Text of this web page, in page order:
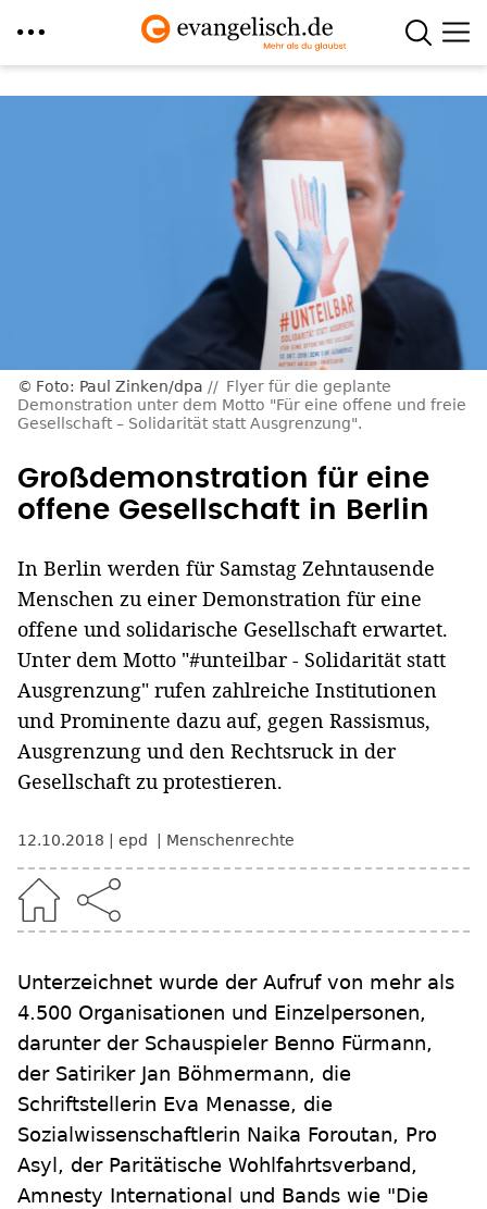
Foto: Paul Zinken/dpa
Flyer für die geplante
Demonstration unter dem Motto "Für eine offene und freie
Gesellschaft – Solidarität statt Ausgrenzung".
Großdemonstration für eine
offene Gesellschaft in Berlin
In Berlin werden für Samstag Zehntausende
Menschen zu einer Demonstration für eine
offene und solidarische Gesellschaft erwartet.
Unter dem Motto "#unteilbar - Solidarität statt
Ausgrenzung" rufen zahlreiche Institutionen
und Prominente dazu auf, gegen Rassismus,
Ausgrenzung und den Rechtsruck in der
Gesellschaft zu protestieren.
12.10.2018 epd Menschenrechte
Unterzeichnet wurde der Aufruf von mehr als
4.500 Organisationen und Einzelpersonen,
darunter der Schauspieler Benno Fürmann,
der Satiriker Jan Böhmermann, die
Schriftstellerin Eva Menasse, die
Sozialwissenschaftlerin Naika Foroutan, Pro
Asyl, der Paritätische Wohlfahrtsverband,
Amnesty International und Bands wie "Die